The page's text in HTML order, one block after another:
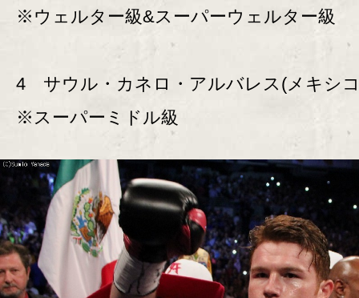
※ウェルター級&スーパーウェルター級
4 サウル・カネロ・アルバレス(メキ
※スーパーミドル級